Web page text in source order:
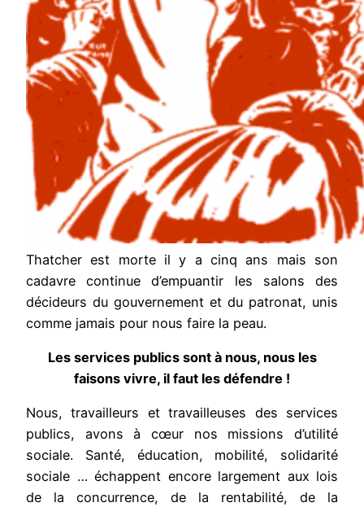
Thatcher est morte il y a cinq ans mais son
cadavre continue d’empuantir les salons des
décideurs du gouvernement et du patronat, unis
comme jamais pour nous faire la peau.
Les services publics sont à nous, nous les
faisons vivre, il faut les défendre !
Nous, travailleurs et travailleuses des services
publics, avons à cœur nos missions d’utilité
sociale. Santé, éducation, mobilité, solidarité
sociale … échappent encore largement aux lois
de la concurrence, de la rentabilité, de la